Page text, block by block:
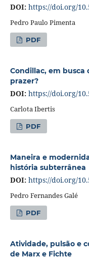
DOI: https://doi.org/
Pedro Paulo Pimenta
PDF
Condillac, em busca
prazer?
DOI: https://doi.org/
Carlota Ibertis
PDF
Maneira e
história subterrânea
DOI: https://doi.org/
Pedro Fernandes Galé
PDF
Atividade, pulsão e
de Marx e Fichte